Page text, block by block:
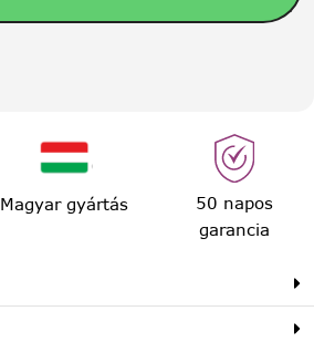
Magyar gyártás
50 napos
garancia